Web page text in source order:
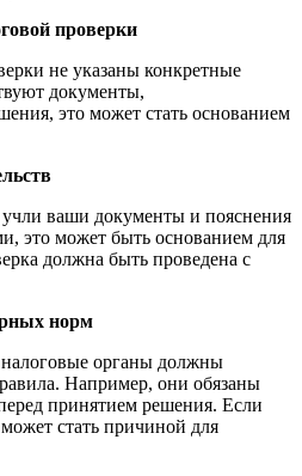
проверки
не указаны конкретные
документы,
это может стать основанием
ваши документы и пояснения
это может быть основанием для
должна быть проведена с
норм
органы должны
Например, они обязаны
принятием решения. Если
стать причиной для